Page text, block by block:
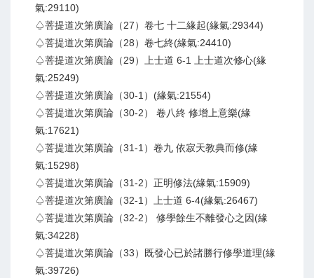
氣:29110)
♤菩提道次第廣論（27）卷七 十二緣起(緣氣:29344)
♤菩提道次第廣論（28）卷七終(緣氣:24410)
♤菩提道次第廣論（29）上士道 6-1 上士道次修心(緣
氣:25249)
♤菩提道次第廣論（30-1）(緣氣:21554)
♤菩提道次第廣論（30-2） 卷八終 修增上意樂(緣
氣:17621)
♤菩提道次第廣論（31-1）卷九 依寂天教典而修(緣
氣:15298)
♤菩提道次第廣論（31-2）正明修法(緣氣:15909)
♤菩提道次第廣論（32-1）上士道 6-4(緣氣:26467)
♤菩提道次第廣論（32-2） 修學餘生不離發心之因(緣
氣:34228)
♤菩提道次第廣論（33）既發心已於諸勝行修學道理(緣
氣:39726)